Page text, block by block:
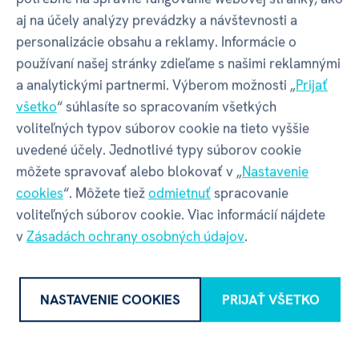
Autor hry Jan Štěpánek
Doba hrania 60-120
Grafika Michal Peichl /Martina Lásková
Herné
mechanizmy
Víťazné body ako zdroj /Bonusy
za ukončenie hry /Štvorcová
mriežka /Zbieranie setov /
Pripájanie /Reťazenie
Jazyk
SK / CZ
aj na účely analýzy prevádzky a návštevnosti a
personalizácie obsahu a reklamy. Informácie o
používaní našej stránky zdieľame s našimi reklamnými
a analytickými partnermi. Výberom možnosti „Prijať
všetko“ súhlasíte so spracovaním všetkých
voliteľných typov súborov cookie na tieto vyššie
uvedené účely. Jednotlivé typy súborov cookie
môžete spravovať alebo blokovať v „Nastavenie
cookies“. Môžete tiežodmietnuťspracovanie
voliteľných súborov cookie. Viac informácií nájdete
vZásadách ochrany osobných údajov.
NASTAVENIE COOKIES PRIJAŤ VŠETKO